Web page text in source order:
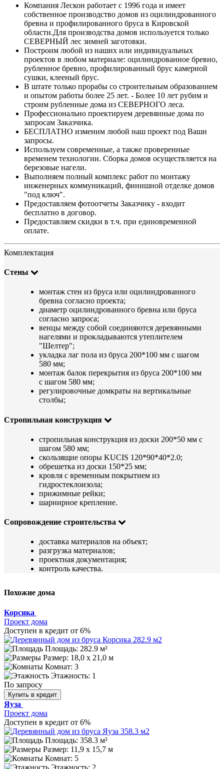
Компания Лескон работает с 1996 года и имеет
собственное производство домов из оцилиндрованного
бревна и профилированного бруса в Кировской
области.Для производства домов используется только
СЕВЕРНЫЙ лес зимней заготовки.
Построим любой из наших или индивидуальных
проектов в любом материале: оцилиндрованное бревно,
рубленное бревно, профилированный брус камерной
сушки, клееный брус.
В штате только прорабы со строительным образованием
и опытом работы более 25 лет. - Более 10 лет рубим и
строим рубленные дома из СЕВЕРНОГО леса.
Профессионально проектируем деревянные дома по
запросам Заказчика.
БЕСПЛАТНО изменим любой наш проект под Ваши
запросы.
Используем современные, а также проверенные
временем технологии. Сборка домов осуществляется на
березовые нагели.
Выполняем полный комплекс работ по монтажу
инженерных коммуникаций, финишной отделке домов
"под ключ".
Предоставляем фотоотчеты Заказчику - входит
бесплатно в договор.
Предоставляем скидки в т.ч. при единовременной
оплате.
Комплектация
Стены
монтаж стен из бруса или оцилиндрованного
бревна согласно проекта;
диаметр оцилиндрованного бревна или бруса
согласно запроса;
венцы между собой соединяются деревянными
нагелями и прокладываются утеплителем
"Шелтер";
укладка лаг пола из бруса 200*100 мм с шагом
580 мм;
монтаж балок перекрытия из бруса 200*100 мм
с шагом 580 мм;
регулировочные домкраты на вертикальные
столбы;
Стропильная конструкция
стропильная конструкция из доски 200*50 мм с
шагом 580 мм;
скользящие опоры KUCIS 120*90*40*2.0;
обрешетка из доски 150*25 мм;
кровля с временным покрытием из
гидростеклоизола;
прижимные рейки;
шарнирное крепление.
Сопровождение строительства
доставка материалов на объект;
разгрузка материалов;
проектная документация;
контроль качества.
Похожие дома
Корсика
Проект дома
Доступен в кредит от 6%
Площадь: 282.9 м²
Размер: 18,0 х 21,0 м
Комнат: 3
Этажность: 1
По запросу
Купить в кредит
Яуза
Проект дома
Доступен в кредит от 6%
Площадь: 358.3 м²
Размер: 11,9 x 15,7 м
Комнат: 5
Этажность: 2